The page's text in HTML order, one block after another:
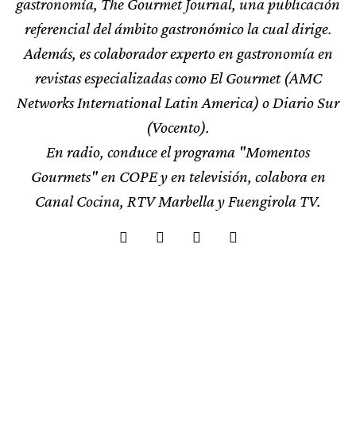
gastronomía, The Gourmet Journal, una publicación
referencial del ámbito gastronómico la cual dirige.
Además, es colaborador experto en gastronomía en
revistas especializadas como El Gourmet (AMC
Networks International Latin America) o Diario Sur
(Vocento).
En radio, conduce el programa "Momentos
Gourmets" en COPE y en televisión, colabora en
Canal Cocina, RTV Marbella y Fuengirola TV.